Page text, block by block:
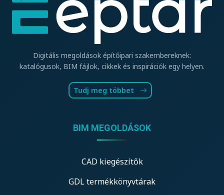
Digitális megoldások építőipari szakembereknek:
katalógusok, BIM fájlok, cikkek és inspirációk egy helyen.
Tudj meg többet
BIM MEGOLDÁSOK
CAD kiegészítők
GDL termékkönyvtárak